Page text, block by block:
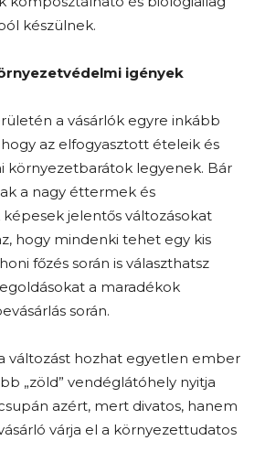
készülnek.
igények
a vásárlók egyre inkább
az elfogyasztott ételeik és
környezetbarátok legyenek. Bár
a nagy éttermek és
jelentős változásokat
hogy mindenki tehet egy kis
főzés során is választhatsz
a maradékok
során.
változást hozhat egyetlen ember
„zöld” vendéglátóhely nyitja
azért, mert divatos, hanem
várja el a környezettudatos